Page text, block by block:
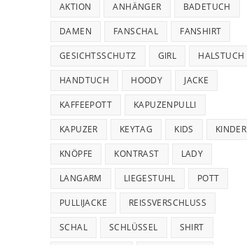
AKTION ANHÄNGER BADETUCH
DAMEN FANSCHAL FANSHIRT
GESICHTSSCHUTZ GIRL HALSTUCH
HANDTUCH HOODY JACKE
KAFFEEPOTT KAPUZENPULLI
KAPUZER KEYTAG KIDS KINDER
KNÖPFE KONTRAST LADY
LANGARM LIEGESTUHL POTT
PULLIJACKE REISSVERSCHLUSS
SCHAL SCHLÜSSEL SHIRT